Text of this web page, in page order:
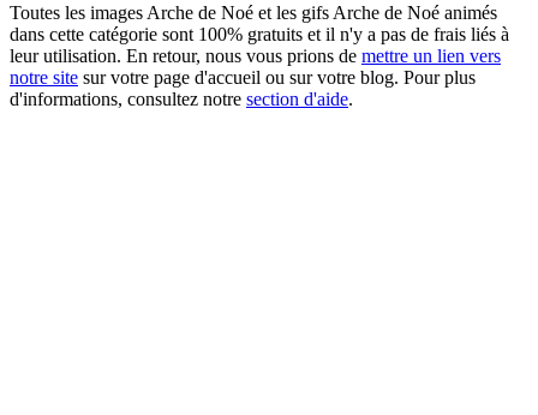
Toutes les images Arche de Noé et les gifs Arche de Noé animés
dans cette catégorie sont 100% gratuits et il n'y a pas de frais liés à
leur utilisation. En retour, nous vous prions de mettre un lien vers
notre site sur votre page d'accueil ou sur votre blog. Pour plus
d'informations, consultez notre section d'aide.